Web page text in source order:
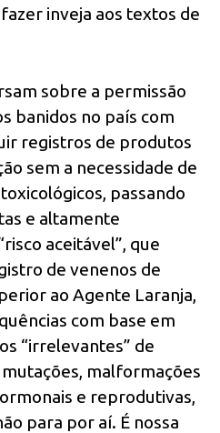
inveja aos textos de
sobre a permissão
banidos no país com
registros de produtos
sem a necessidade de
passando
e altamente
aceitável”, que
de venenos de
ao Agente Laranja,
com base em
“irrelevantes” de
malformações
e reprodutivas,
para por aí. É nossa